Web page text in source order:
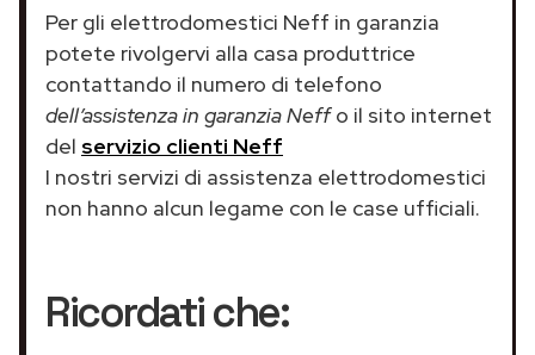
Per gli elettrodomestici Neff in garanzia
potete rivolgervi alla casa produttrice
contattando il numero di telefono
dell’assistenza in garanzia Neffo il sito internet
del servizio clienti Neff
I nostri servizi di assistenza elettrodomestici
non hanno alcun legame con le case ufficiali.
Ricordati che: